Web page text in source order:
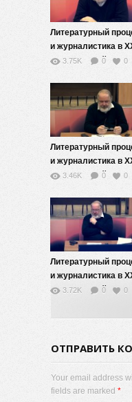
Литературный
и журналистика в
веке: русский опыт
3.75K 0 0
Литературный
и журналистика в
веке: русский опыт
3.46K 0 0
Литературный
и журналистика в
веке: русский опыт
3.72K 0 0
ОТПРАВИТЬ
Your email address
fields are marked *